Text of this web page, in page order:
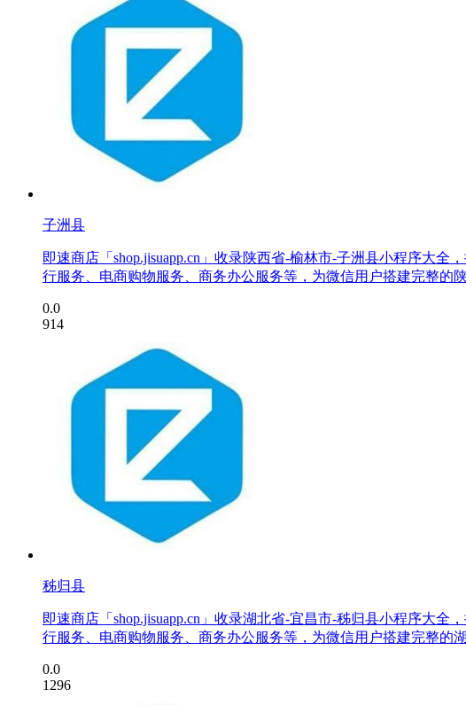
子洲县
即速商店「shop.jisuapp.cn」收录陕西省-榆林市-子洲县小程序大
行服务、电商购物服务、商务办公服务等，为微信用户搭建完整的
0.0
914
秭归县
即速商店「shop.jisuapp.cn」收录湖北省-宜昌市-秭归县小程序大
行服务、电商购物服务、商务办公服务等，为微信用户搭建完整的
0.0
1296